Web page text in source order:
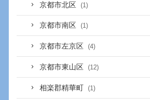
京都市北区 (1)
京都市南区 (1)
京都市左京区 (4)
京都市東山区 (12)
相楽郡精華町 (1)